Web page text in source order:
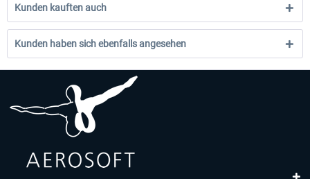
Kunden kauften auch
Kunden haben sich ebenfalls angesehen